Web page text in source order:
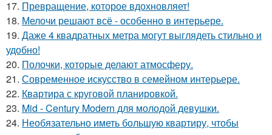
17. Превращение, которое вдохновляет!
18. Мелочи решают всё - особенно в интерьере.
19. Даже 4 квадратных метра могут выглядеть стильно и
удобно!
20. Полочки, которые делают атмосферу.
21. Современное искусство в семейном интерьере.
22. Квартира с круговой планировкой.
23. Mid - Century Modern для молодой девушки.
24. Необязательно иметь большую квартиру, чтобы